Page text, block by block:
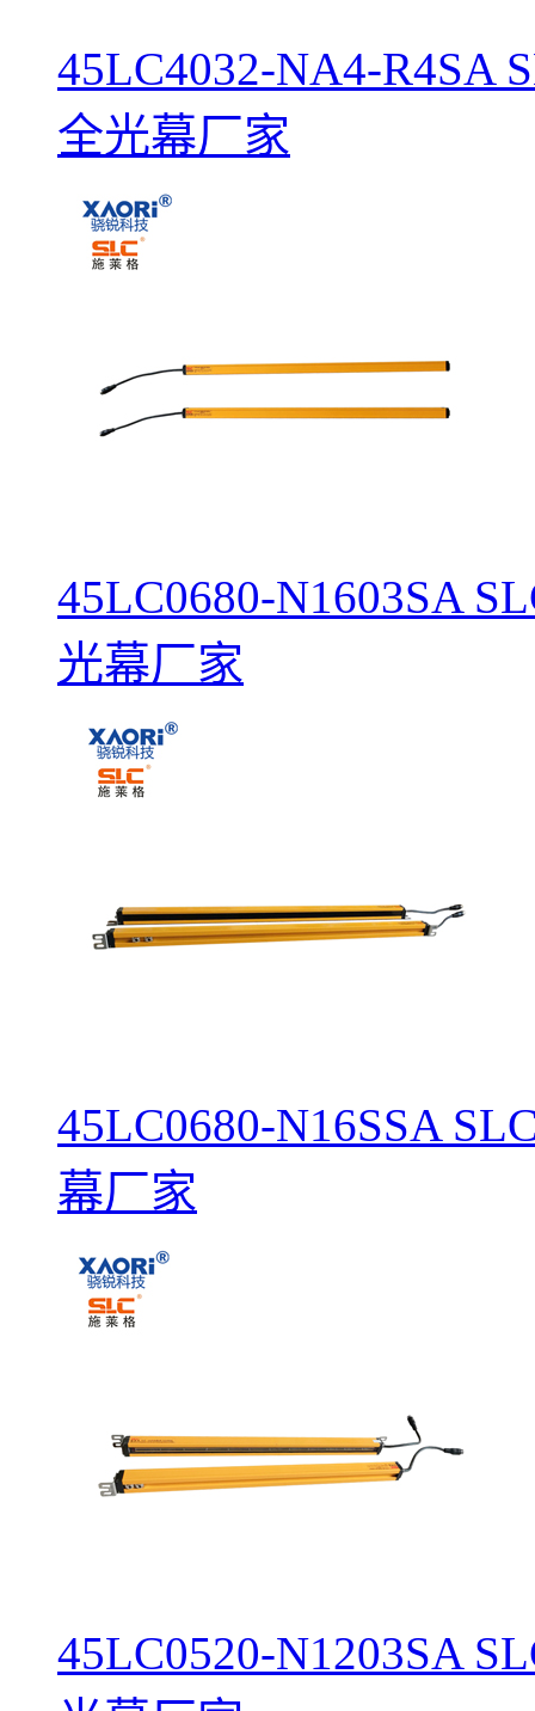
45LC4032-NA4-R4SA
全光幕厂家
45LC0680-N1603SA
光幕厂家
45LC0680-N16SSA
幕厂家
45LC0520-N1203SA